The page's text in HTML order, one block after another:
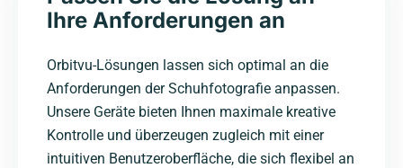
Ihre Anforderungen an
Orbitvu-Lösungen lassen sich optimal an die
Anforderungen der Schuhfotografie anpassen.
Unsere Geräte bieten Ihnen maximale kreative
Kontrolle und überzeugen zugleich mit einer
intuitiven Benutzeroberfläche, die sich flexibel an